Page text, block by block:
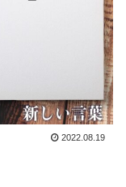
2022.08.19